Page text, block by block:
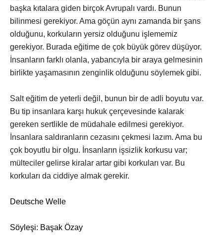
başka kıtalara giden birçok Avrupalı vardı. Bunun
bilinmesi gerekiyor. Ama göçün aynı zamanda bir şans
olduğunu, korkuların yersiz olduğunu işlememiz
gerekiyor. Burada eğitime de çok büyük görev düşüyor.
İnsanların farklı olanla, yabancıyla bir araya gelmesinin
birlikte yaşamasının zenginlik olduğunu söylemek gibi.
Salt eğitim de yeterli değil, bunun bir de adli boyutu var.
Bu tip insanlara karşı hukuk çerçevesinde kalarak
gereken sertlikle de müdahale edilmesi gerekiyor.
İnsanlara saldıranların cezasını çekmesi lazım. Ama bu
çok boyutlu bir olgu. İnsanların işsizlik korkusu var;
mülteciler gelirse kiralar artar gibi korkuları var. Bu
korkuları da ciddiye almak gerekir.
Deutsche Welle
Söyleşi: Başak Özay